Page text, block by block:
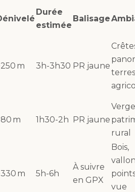
Durée
estimée
Balisage
m 3h-3h30 PR jaune
terres
m 1h30-2h PR jaune
rural
m 5h-6h
À suivre
en GPX
Bois,
vue